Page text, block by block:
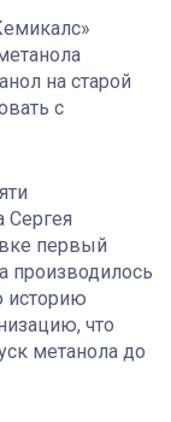
на старой
с
Сергея
первый
производилось
историю
что
метанола до